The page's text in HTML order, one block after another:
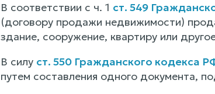
В соответствии с ч. 1 ст. 549
(договору продажи недвижимости)
здание, сооружение, квартиру или
В силу ст. 550 Гражданского кодекса
путем составления одного документа,